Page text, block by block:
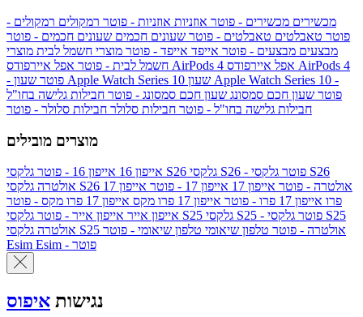
מכשירים מכשירים - פוטר אוזניות אוזניות - פוטר רמקולים רמקולים -
פוטר טאבלטים טאבלטים - פוטר שעונים חכמים שעונים חכמים - פוטר
מבצעים מבצעים - פוטר אייפד אייפד - פוטר מוצרי חשמל לבית מוצרי
חשמל לבית - פוטר אפל איירפודס AirPods 4 אפל איירפודס AirPods 4
- פוטר שעון Apple Watch Series 10 שעון Apple Watch Series 10 -
פוטר שעון חכם סמסונג שעון חכם סמסונג - פוטר חבילות גלישה בחו"ל
חבילות גלישה בחו"ל - פוטר חבילות סלולר חבילות סלולר - פוטר
מוצרים מובילים
אייפון 16 אייפון 16 - פוטר גלקסי S26 גלקסי S26 - פוטר גלקסי S26
אולטרה
גלקסי S26 אולטרה - פוטר אייפון 17 אייפון 17 - פוטר
אייפון 17
פרו אייפון 17 פרו - פוטר אייפון 17 פרו מקס
אייפון 17 פרו מקס - פוטר
אייפון אייר אייפון אייר - פוטר גלקסי S25 גלקסי S25 - פוטר גלקסי S25
אולטרה
גלקסי S25 אולטרה - פוטר טלפון שיאומי טלפון שיאומי - פוטר
Esim
Esim - פוטר
נגישות איפוס